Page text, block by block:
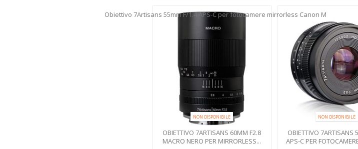
NON DISPONIBILE
OBIETTIVO 7ARTISANS 60MM F2.8
MACRO NERO PER MIRRORLESS...
NON DISPONIBILE
OBIETTIVO 7ARTISANS
APS-C PER